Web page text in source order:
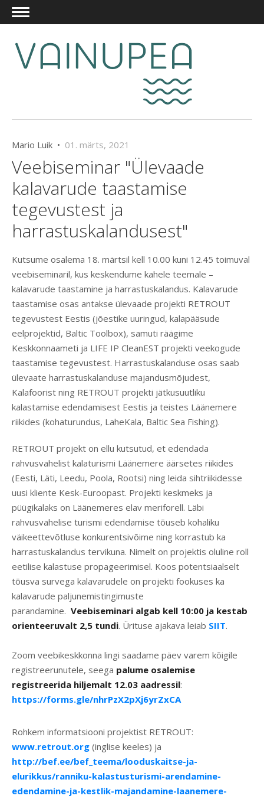
Mario Luik • 01. märts, 2021
Veebiseminar "Ülevaade
kalavarude taastamise
tegevustest ja
harrastuskalandusest"
Kutsume osalema 18. märtsil kell 10.00 kuni 12.45 toimuval
veebiseminaril, kus keskendume kahele teemale –
kalavarude taastamine ja harrastuskalandus. Kalavarude
taastamise osas antakse ülevaade projekti RETROUT
tegevustest Eestis (jõestike uuringud, kalapääsude
eelprojektid, Baltic Toolbox), samuti räägime
Keskkonnaameti ja LIFE IP CleanEST projekti veekogude
taastamise tegevustest. Harrastuskalanduse osas saab
ülevaate harrastuskalanduse majandusmõjudest,
Kalafoorist ning RETROUT projekti jätkusuutliku
kalastamise edendamisest Eestis ja teistes Läänemere
riikides (kohaturundus, LaheKala, Baltic Sea Fishing).
RETROUT projekt on ellu kutsutud, et edendada
rahvusvahelist kalaturismi Läänemere äärsetes riikides
(Eesti, Läti, Leedu, Poola, Rootsi) ning leida sihtriikidesse
uusi kliente Kesk-Euroopast. Projekti keskmeks ja
püügikalaks on Läänemeres elav meriforell. Läbi
rahvusvahelise turismi edendamise tõuseb kohaliku
väikeettevõtluse konkurentsivõime ning korrastub ka
harrastuskalandus tervikuna. Nimelt on projektis oluline roll
eetilise kalastuse propageerimisel. Koos potentsiaalselt
tõusva survega kalavarudele on projekti fookuses ka
kalavarude paljunemistingimuste
parandamine. Veebiseminari algab kell 10:00 ja kestab
orienteeruvalt 2,5 tundi. Ürituse ajakava leiab SIIT.
Zoom veebikeskkonna lingi saadame päev varem kõigile
registreerunutele, seega palume osalemise
registreerida hiljemalt 12.03 aadressil:
https://forms.gle/nhrPzX2pXj6yrZxCA
Rohkem informatsiooni projektist RETROUT:
www.retrout.org (inglise keeles) ja
http://bef.ee/bef_teema/looduskaitse-ja-
elurikkus/ranniku-kalastusturismi-arendamine-
edendamine-ja-kestlik-majandamine-laanemere-